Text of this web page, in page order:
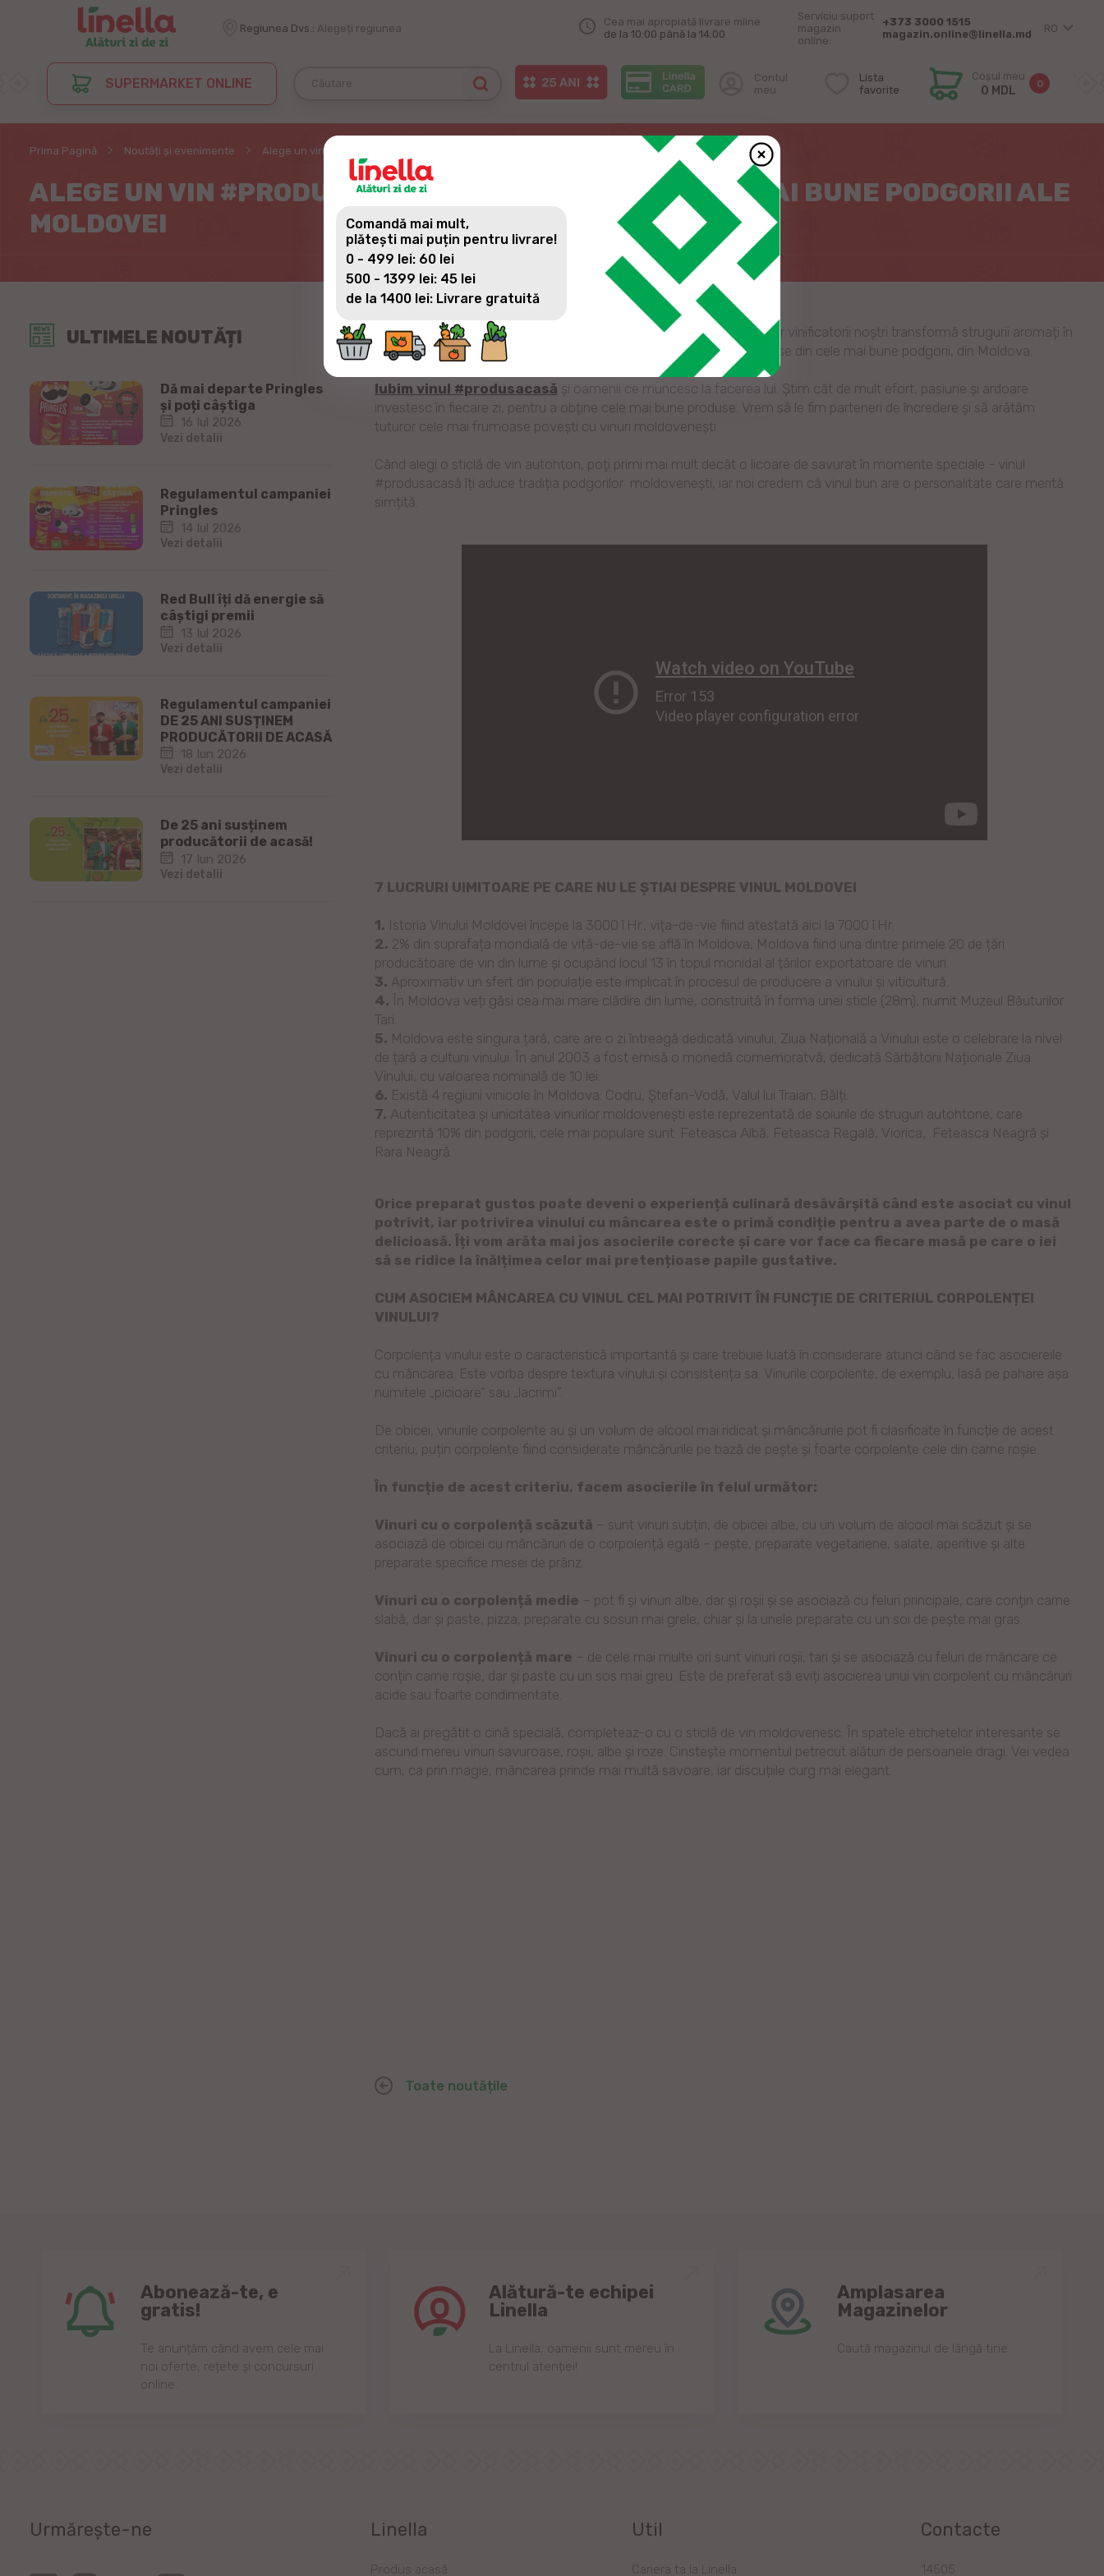
Regiunea Dvs.: Alegeți regiunea
Cea mai apropiată livrare mîine
de la 10:00 până la 14:00
Serviciu suport
magazin
online:
+373 3000 1515
magazin.online@linella.md
RO
SUPERMARKET ONLINE
Contul
meu
Lista
favorite
Coșul meu
0 MDL 0
Prima Pagină Noutăți și evenimente Alege un vin #produsacasă cu tradiție din cele mai bune podgorii ale Moldovei
ALEGE UN VIN #PRODUSACASĂ CU TRADIȚIE DIN CELE MAI BUNE PODGORII ALE
MOLDOVEI
ULTIMELE NOUTĂȚI
Dă mai departe Pringles
și poți câștiga
16 Iul 2026
Vezi detalii
Regulamentul campaniei
Pringles
14 Iul 2026
Vezi detalii
Red Bull îți dă energie să
câștigi premii
13 Iul 2026
Vezi detalii
Regulamentul campaniei
DE 25 ANI SUSȚINEM
PRODUCĂTORII DE ACASĂ
18 Iun 2026
Vezi detalii
De 25 ani susținem
producătorii de acasă!
17 Iun 2026
Vezi detalii
Suntem un popor care avem pasiune pentru viață, dragoste și vin, iar vinificatorii noștri transformă strugurii aromați în
unele dintre cele mai bune vinuri de calitate din lume. Vinuri atent alese din cele mai bune podgorii, din Moldova.
Iubim vinul #produsacasă și oamenii ce muncesc la facerea lui. Știm cât de mult efort, pasiune și ardoare
investesc în fiecare zi, pentru a obține cele mai bune produse. Vrem să le fim parteneri de încredere și să arătăm
tuturor cele mai frumoase povești cu vinuri moldovenești.
Când alegi o sticlă de vin autohton, poți primi mai mult decât o licoare de savurat în momente speciale - vinul
#produsacasă îți aduce tradiția podgorilor moldovenești, iar noi credem că vinul bun are o personalitate care merită
simțită.
7 LUCRURI UIMITOARE PE CARE NU LE ȘTIAI DESPRE VINUL MOLDOVEI
1. Istoria Vinului Moldovei începe la 3000 î.Hr., vița-de-vie fiind atestată aici la 7000 î.Hr.
2. 2% din suprafața mondială de viță-de-vie se află în Moldova, Moldova fiind una dintre primele 20 de țări
producătoare de vin din lume și ocupând locul 13 în topul monidal al țărilor exportatoare de vinuri.
3. Aproximativ un sfert din populație este implicat în procesul de producere a vinului și viticultură.
4. În Moldova veți găsi cea mai mare clădire din lume, construită în forma unei sticle (28m), numit Muzeul Băuturilor
Tari.
5. Moldova este singura țară, care are o zi întreagă dedicată vinului, Ziua Națională a Vinului este o celebrare la nivel
de țară a culturii vinului. În anul 2003 a fost emisă o monedă comemoratvă, dedicată Sărbătorii Naționale Ziua
Vinului, cu valoarea nominală de 10 lei.
6. Există 4 regiuni vinicole în Moldova: Codru, Ștefan-Vodă, Valul lui Traian, Bălți.
7. Autenticitatea și unicitatea vinurilor moldovenești este reprezentată de soiurile de struguri autohtone, care
reprezintă 10% din podgorii, cele mai populare sunt: ​​Feteasca Albă, Feteasca Regală, Viorica, Feteasca Neagră și
Rara Neagră.
Orice preparat gustos poate deveni o experiență culinară desăvârșită când este asociat cu vinul
potrivit, iar potrivirea vinului cu mâncarea este o primă condiție pentru a avea parte de o masă
delicioasă. Îți vom arăta mai jos asocierile corecte și care vor face ca fiecare masă pe care o iei
să se ridice la înălțimea celor mai pretențioase papile gustative.
CUM ASOCIEM MÂNCAREA CU VINUL CEL MAI POTRIVIT ÎN FUNCȚIE DE CRITERIUL CORPOLENȚEI
VINULUI?
Corpolența vinului este o caracteristică importantă și care trebuie luată în considerare atunci când se fac asociereile
cu mâncarea. Este vorba despre textura vinului și consistența sa. Vinurile corpolente, de exemplu, lasă pe pahare așa
numitele „picioare” sau „lacrimi”.
De obicei, vinurile corpolente au și un volum de alcool mai ridicat și mâncărurile pot fi clasificate în funcție de acest
criteriu, puțin corpolente fiind considerate mâncărurile pe bază de pește și foarte corpolente cele din carne roșie.
În funcție de acest criteriu, facem asocierile în felul următor:
Vinuri cu o corpolență scăzută – sunt vinuri subțiri, de obicei albe, cu un volum de alcool mai scăzut și se
asociază de obicei cu mâncăruri de o corpolență egală – pește, preparate vegetariene, salate, aperitive și alte
preparate specifice mesei de prânz.
Vinuri cu o corpolență medie – pot fi și vinuri albe, dar și roșii și se asociază cu feluri principale, care conțin carne
slabă, dar și paste, pizza, preparate cu sosuri mai grele, chiar și la unele preparate cu un soi de pește mai gras.
Vinuri cu o corpolență mare – de cele mai multe ori sunt vinuri roșii, tari și se asociază cu feluri de mâncare ce
conțin carne roșie, dar și paste cu un sos mai greu. Este de preferat să eviți asocierea unui vin corpolent cu mâncăruri
acide sau foarte condimentate.
Dacă ai pregătit o cină specială, completeaz-o cu o sticlă de vin moldovenesc. În spatele etichetelor interesante se
ascund mereu vinuri savuroase, roșii, albe și roze. Cinstește momentul petrecut alături de persoanele dragi. Vei vedea
cum, ca prin magie, mâncarea prinde mai multă savoare, iar discuțiile curg mai elegant.
Toate noutățile
Abonează-te, e
gratis!
Te anunțăm când avem cele mai
noi oferte, rețete și concursuri
online.
Alătură-te echipei
Linella
Lа Linellа, oаmenii sunt mereu în
centrul аtenției!
Amplasarea
Magazinelor
Caută magazinul de lângă tine.
Urmărește-ne Linella
Produs acasă
Util
Cariera ta la Linella
Contacte
14505
Comandă mai mult,
plătești mai puțin pentru livrare!
0 - 499 lei: 60 lei
500 - 1399 lei: 45 lei
de la 1400 lei: Livrare gratuită